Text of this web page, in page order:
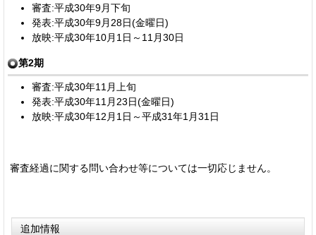
審査:平成30年9月下旬
発表:平成30年9月28日(金曜日)
放映:平成30年10月1日～11月30日
第2期
審査:平成30年11月上旬
発表:平成30年11月23日(金曜日)
放映:平成30年12月1日～平成31年1月31日
審査経過に関する問い合わせ等については一切応じません。
追加情報